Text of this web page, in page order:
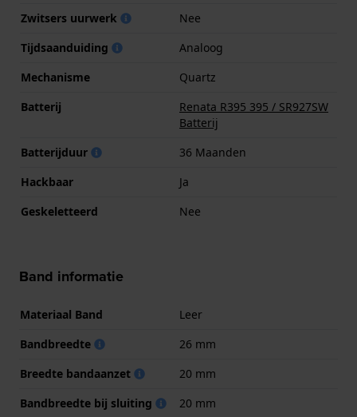
Zwitsers uurwerk
Nee
Tijdsaanduiding
Analoog
Mechanisme
Quartz
Batterij
Renata R395 395 / SR927SW
Batterij
Batterijduur
36 Maanden
Hackbaar
Ja
Geskeletteerd
Nee
Band informatie
Materiaal Band
Leer
Bandbreedte
26 mm
Breedte bandaanzet
20 mm
Bandbreedte bij sluiting
20 mm